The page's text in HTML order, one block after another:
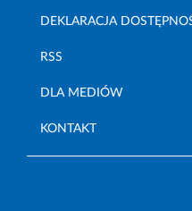
DEKLARACJA
RSS
DLA MEDIÓW
KONTAKT